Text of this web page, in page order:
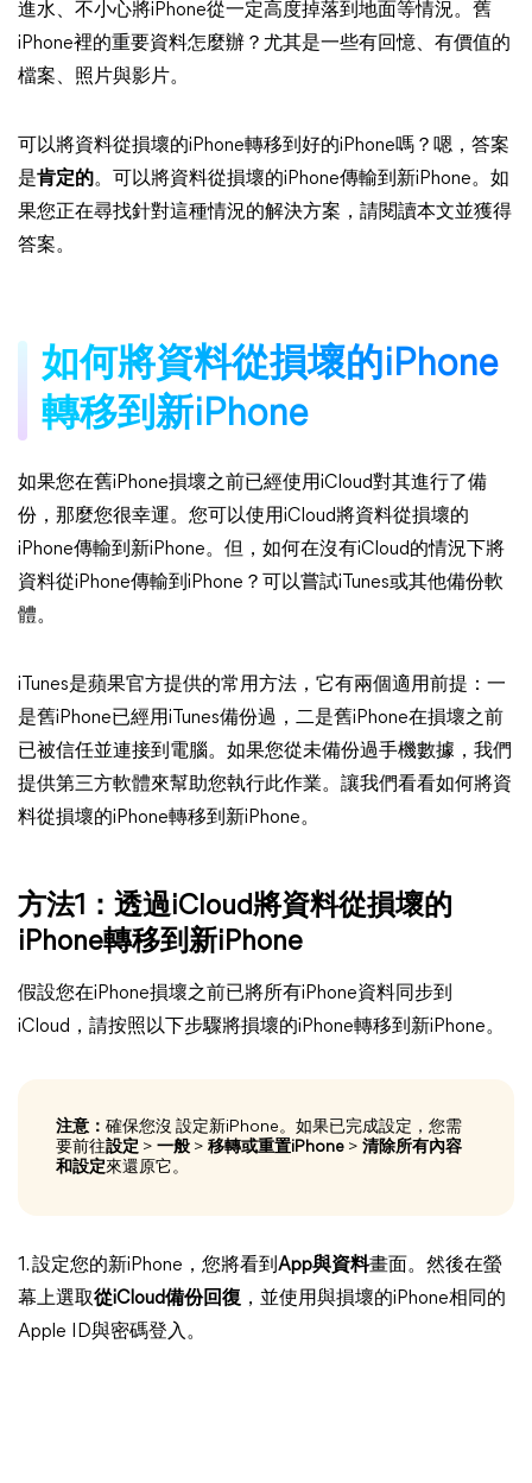
進水、不小心將iPhone從一定高度掉落到地面等情況。舊
iPhone裡的重要資料怎麼辦？尤其是一些有回憶、有價值的
檔案、照片與影片。
可以將資料從損壞的iPhone轉移到好的iPhone嗎？嗯，答案
是肯定的。可以將資料從損壞的iPhone傳輸到新iPhone。如
果您正在尋找針對這種情況的解決方案，請閱讀本文並獲得
答案。
如何將資料從損壞的iPhone
轉移到新iPhone
如果您在舊iPhone損壞之前已經使用iCloud對其進行了備
份，那麼您很幸運。您可以使用iCloud將資料從損壞的
iPhone傳輸到新iPhone。但，如何在沒有iCloud的情況下將
資料從iPhone傳輸到iPhone？可以嘗試iTunes或其他備份軟
體。
iTunes是蘋果官方提供的常用方法，它有兩個適用前提：一
是舊iPhone已經用iTunes備份過，二是舊iPhone在損壞之前
已被信任並連接到電腦。如果您從未備份過手機數據，我們
提供第三方軟體來幫助您執行此作業。讓我們看看如何將資
料從損壞的iPhone轉移到新iPhone。
方法1：透過iCloud將資料從損壞的
iPhone轉移到新iPhone
假設您在iPhone損壞之前已將所有iPhone資料同步到
iCloud，請按照以下步驟將損壞的iPhone轉移到新iPhone。
注意： 確保您沒 設定新iPhone。如果已完成設定，您需
要前往設定 > 一般> 移轉或重置iPhone > 清除所有內容
和設定來還原它。
1. 設定您的新iPhone，您將看到 App與資料畫面。然後在螢
幕上選取從iCloud備份回復 ，並使用與損壞的iPhone相同的
Apple ID與密碼登入。